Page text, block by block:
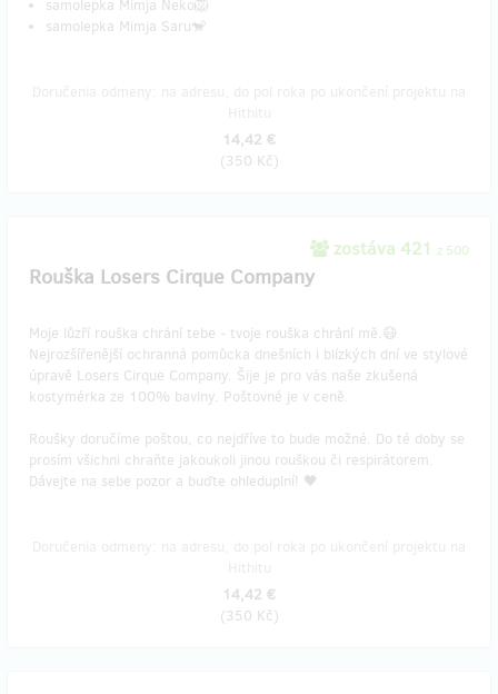
samolepka Mimja Neko🦁
samolepka Mimja Saru🐒
14,42 €
(350 Kč)
zostáva 421 z 500
Rouška Losers Cirque Company
Moje lůzří rouška chrání tebe - tvoje rouška chrání mě.😷
Nejrozšířenější ochranná pomůcka dnešních i blízkých dní ve stylové
úpravě Losers Cirque Company. Šije je pro vás naše zkušená
kostymérka ze 100% bavlny. Poštovné je v ceně.
Roušky doručíme poštou, co nejdříve to bude možné. Do té doby se
prosím všichni chraňte jakoukoli jinou rouškou či respirátorem.
Dávejte na sebe pozor a buďte ohleduplní! 🖤
14,42 €
(350 Kč)